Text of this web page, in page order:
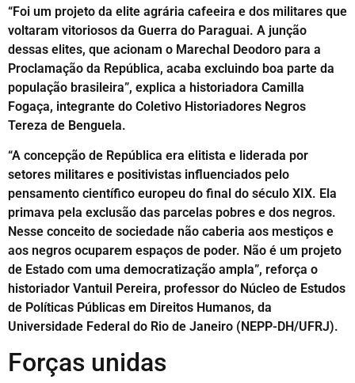
“Foi um projeto da elite agrária cafeeira e dos militares que
voltaram vitoriosos da Guerra do Paraguai. A junção
dessas elites, que acionam o Marechal Deodoro para a
Proclamação da República, acaba excluindo boa parte da
população brasileira”, explica a historiadora Camilla
Fogaça, integrante do Coletivo Historiadores Negros
Tereza de Benguela.
“A concepção de República era elitista e liderada por
setores militares e positivistas influenciados pelo
pensamento científico europeu do final do século XIX. Ela
primava pela exclusão das parcelas pobres e dos negros.
Nesse conceito de sociedade não caberia aos mestiços e
aos negros ocuparem espaços de poder. Não é um projeto
de Estado com uma democratização ampla”, reforça o
historiador Vantuil Pereira, professor do Núcleo de Estudos
de Políticas Públicas em Direitos Humanos, da
Universidade Federal do Rio de Janeiro (NEPP-DH/UFRJ).
Forças unidas